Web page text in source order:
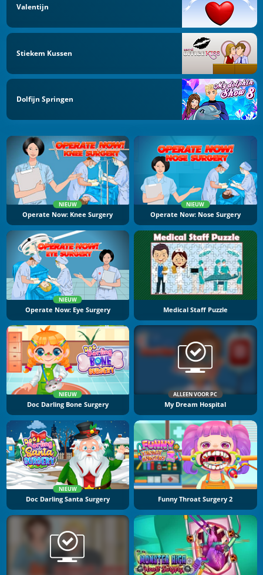
Valentijn
Stiekem Kussen
Dolfijn Springen
NIEUW
Operate Now: Knee Surgery
NIEUW
Operate Now: Nose Surgery
NIEUW
Operate Now: Eye Surgery Medical Staff Puzzle
NIEUW
Doc Darling Bone Surgery
ALLEEN VOOR PC
My Dream Hospital
NIEUW
Doc Darling Santa Surgery Funny Throat Surgery 2